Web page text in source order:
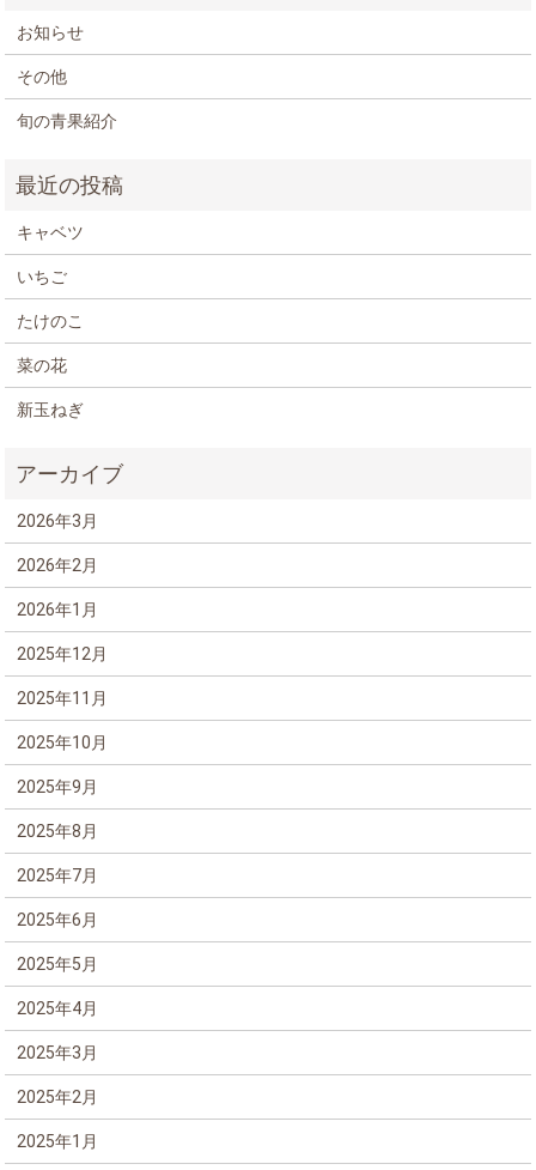
お知らせ
その他
旬の青果紹介
キャベツ
いちご
たけのこ
菜の花
新玉ねぎ
2026年3月
2026年2月
2026年1月
2025年12月
2025年11月
2025年10月
2025年9月
2025年8月
2025年7月
2025年6月
2025年5月
2025年4月
2025年3月
2025年2月
2025年1月